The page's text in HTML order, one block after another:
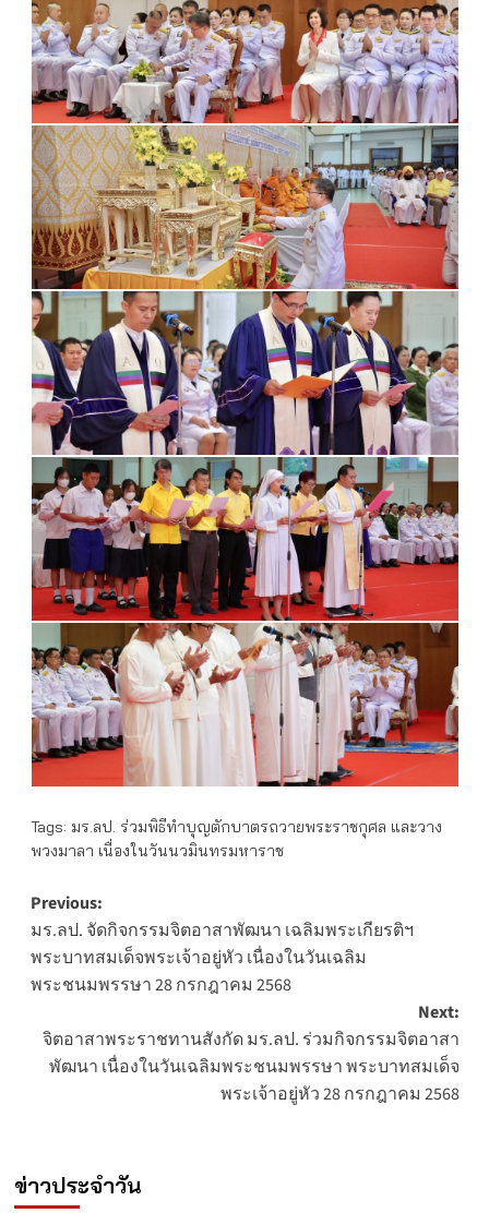
Tags: มร.ลป. ร่วมพิธีทำบุญตักบาตรถวายพระราชกุศล และวาง
พวงมาลา เนื่องในวันนวมินทรมหาราช
Post
navigation
Previous:
มร.ลป. จัดกิจกรรมจิตอาสาพัฒนา เฉลิมพระเกียรติฯ
พระบาทสมเด็จพระเจ้าอยู่หัว เนื่องในวันเฉลิม
พระชนมพรรษา 28 กรกฎาคม 2568
Next:
จิตอาสาพระราชทานสังกัด มร.ลป. ร่วมกิจกรรมจิตอาสา
พัฒนา เนื่องในวันเฉลิมพระชนมพรรษา พระบาทสมเด็จ
พระเจ้าอยู่หัว 28 กรกฎาคม 2568
ข่าวประจำวัน